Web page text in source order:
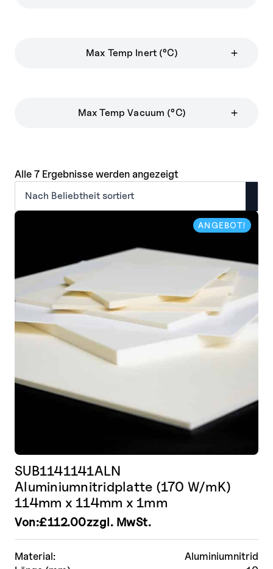
Max Temp Inert (°C)
Max Temp Vacuum (°C)
Alle 7 Ergebnisse werden angezeigtNach
ANGEBOT!
Material:
Aluminiumnitrid
SUB1141141ALN
Aluminiumnitridplatte (170 W/mK)
114mm x 114mm x 1mm
Von:£112.00zzgl. MwSt.